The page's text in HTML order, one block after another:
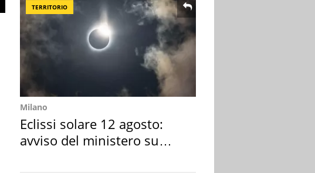
TERRITORIO
Milano
Eclissi solare 12 agosto:
avviso del ministero su